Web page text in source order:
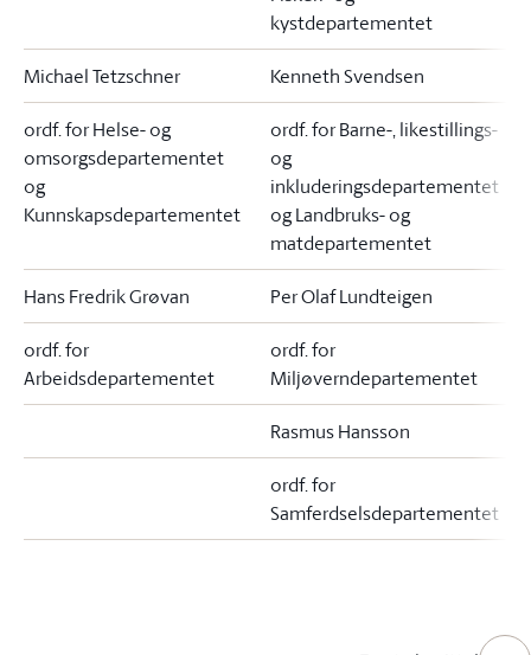
kystdepartementet
Michael Tetzschner Kenneth Svendsen
ordf. for Helse- og
omsorgsdepartementet
og
Kunnskapsdepartementet
ordf. for Barne-, likestillings-
og
inkluderingsdepartementet
og Landbruks- og
matdepartementet
Hans Fredrik Grøvan Per Olaf Lundteigen
ordf. for
Arbeidsdepartementet
ordf. for
Miljøverndepartementet
Rasmus Hansson
ordf. for
Samferdselsdepartementet